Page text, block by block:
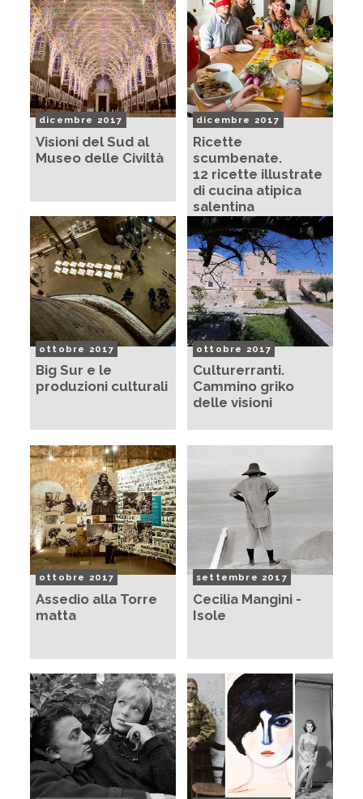
dicembre 2017
Visioni del Sud al
Museo delle Civiltà
dicembre 2017
Ricette
scumbenate.
12 ricette illustrate
di cucina atipica
salentina
ottobre 2017
Big Sur e le
produzioni culturali
ottobre 2017
Culturerranti.
Cammino griko
delle visioni
ottobre 2017
Assedio alla Torre
matta
settembre 2017
Cecilia Mangini -
Isole